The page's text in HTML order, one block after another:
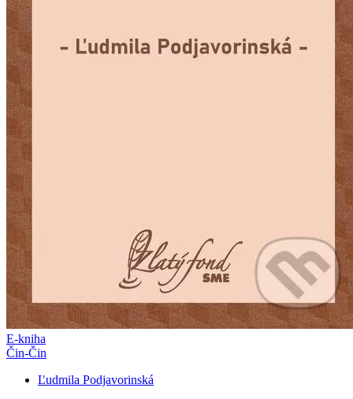
E-kniha
Čin-Čin
Ľudmila Podjavorinská